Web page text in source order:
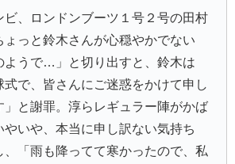
、 ロンドンブーツ１号２号の田村
ょっと鈴木さんが心穏やかでない
ようで…」と切り出すと、鈴木は
式で、皆さんにご迷惑をかけて申し
」と謝罪。淳らレギュラー陣がかば
やいや、本当に申し訳ない気持ち
「雨も降ってて寒かったので、私